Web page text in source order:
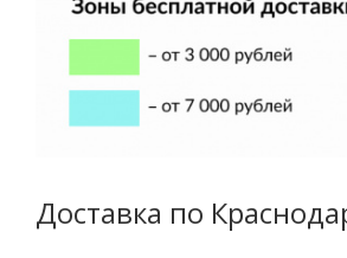
Доставка по